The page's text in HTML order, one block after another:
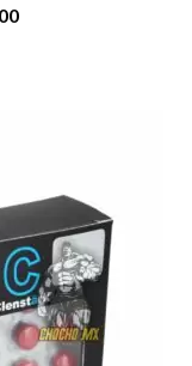
Current